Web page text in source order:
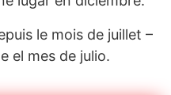
le mois de juillet –
el mes de julio.